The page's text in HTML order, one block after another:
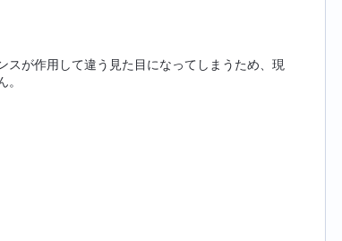
が作用して違う見た目になってしまうため、現